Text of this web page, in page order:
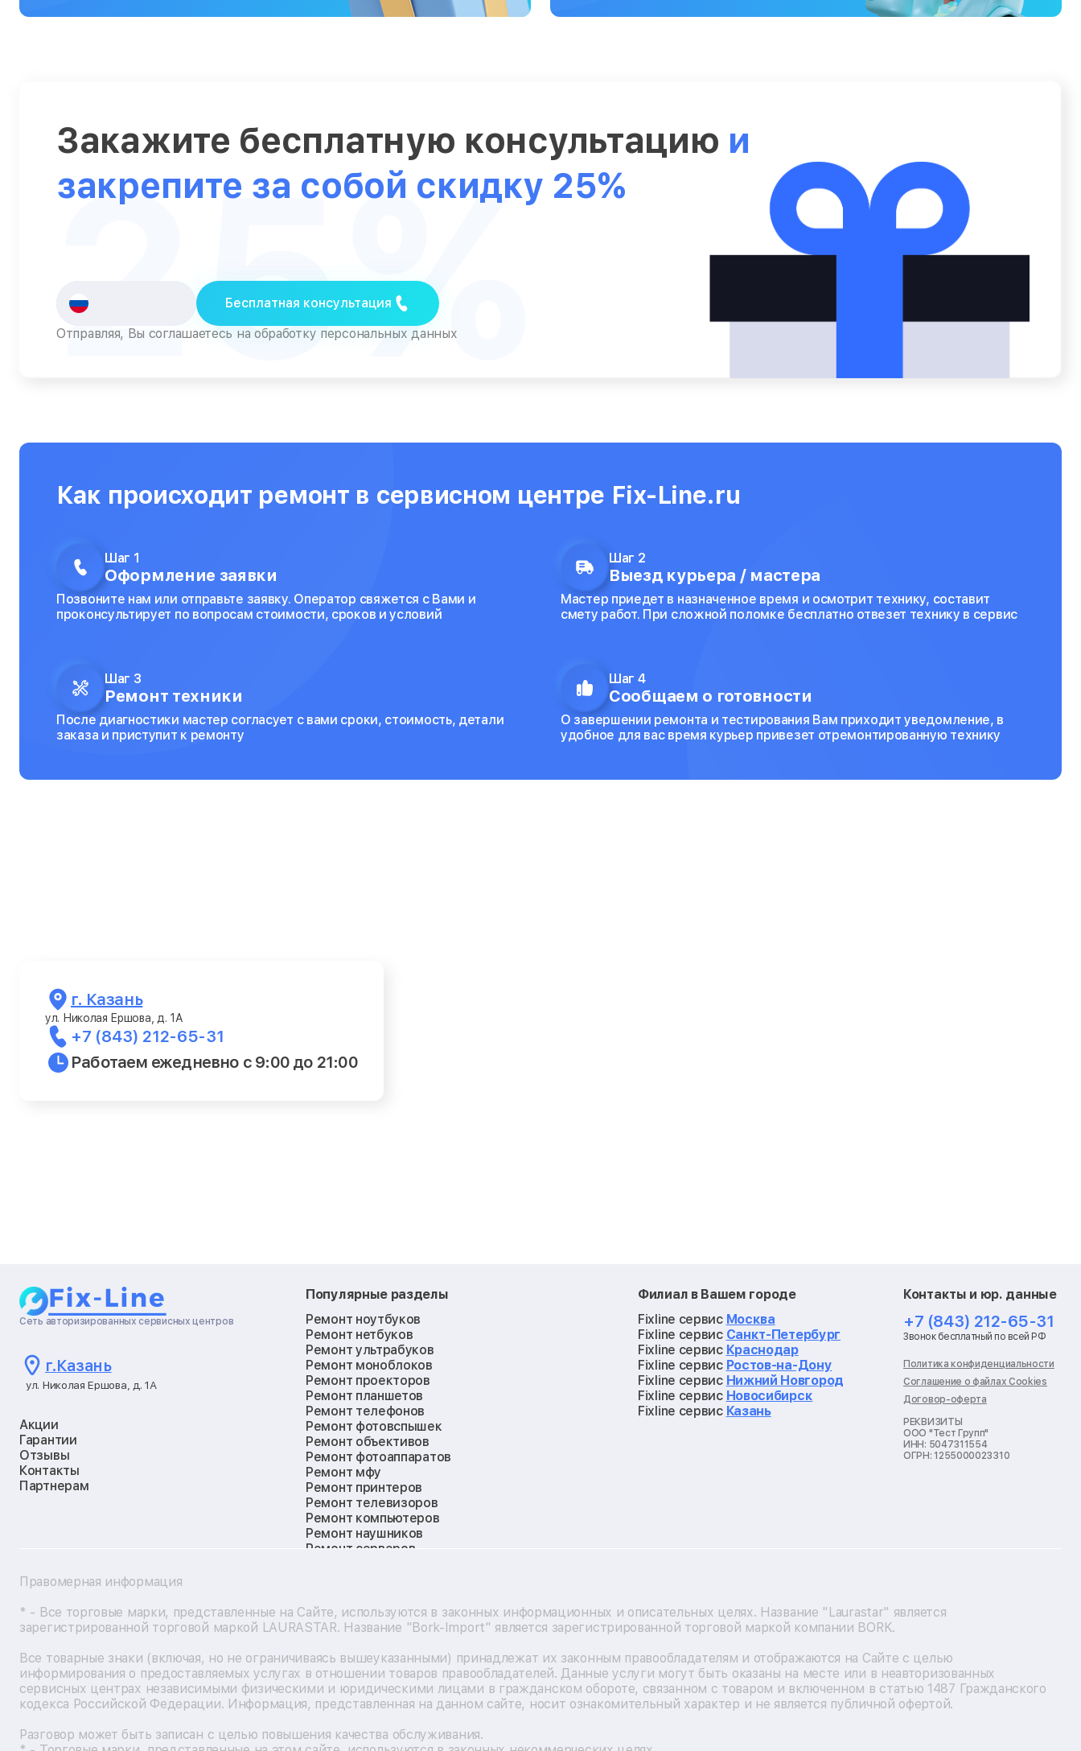
Закажите бесплатную консультацию и
закрепите за собой скидку 25%
Бесплатная консультация
Отправляя, Вы соглашаетесь на обработку персональных данных
25%
Как происходит ремонт в сервисном центре Fix-Line.ru
Шаг 1
Оформление заявки
Позвоните нам или отправьте заявку. Оператор свяжется с Вами и
проконсультирует по вопросам стоимости, сроков и условий
Шаг 2
Выезд курьера / мастера
Мастер приедет в назначенное время и осмотрит технику, составит
смету работ. При сложной поломке бесплатно отвезет технику в сервис
Шаг 3
Ремонт техники
После диагностики мастер согласует с вами сроки, стоимость, детали
заказа и приступит к ремонту
Шаг 4
Сообщаем о готовности
О завершении ремонта и тестирования Вам приходит уведомление, в
удобное для вас время курьер привезет отремонтированную технику
г. Казань
ул. Николая Ершова, д. 1А
+7 (843) 212-65-31
Работаем ежедневно с 9:00 до 21:00
Сеть авторизированных сервисных центров
г.Казань
ул. Николая Ершова, д. 1А
Акции
Гарантии
Отзывы
Контакты
Партнерам
Популярные разделы
Ремонт ноутбуков
Ремонт нетбуков
Ремонт ультрабуков
Ремонт моноблоков
Ремонт проекторов
Ремонт планшетов
Ремонт телефонов
Ремонт фотовспышек
Ремонт объективов
Ремонт фотоаппаратов
Ремонт мфу
Ремонт принтеров
Ремонт телевизоров
Ремонт компьютеров
Ремонт наушников
Ремонт серверов
Ремонт материнских плат
Ремонт видеокарт
Ремонт vr систем
Ремонт игровых приставок
Ремонт экшн-камер
Ремонт смарт-часов
Ремонт холодильников
Ремонт стиральных машин
Филиал в Вашем городе
Fixline сервис Москва
Fixline сервис Санкт-Петербург
Fixline сервис Краснодар
Fixline сервис Ростов-на-Дону
Fixline сервис Нижний Новгород
Fixline сервис Новосибирск
Fixline сервис Казань
Контакты и юр. данные
+7 (843) 212-65-31
Звонок бесплатный по всей РФ
Политика конфиденциальности
Соглашение о файлах Cookies
Договор-оферта
РЕКВИЗИТЫ
ООО "Тест Групп"
ИНН: 5047311554
ОГРН: 1255000023310
Правомерная информация
* - Все торговые марки, представленные на Сайте, используются в законных информационных и описательных целях. Название "Laurastar" является
зарегистрированной торговой маркой LAURASTAR. Название "Bork-Import" является зарегистрированной торговой маркой компании BORK.
Все товарные знаки (включая, но не ограничиваясь вышеуказанными) принадлежат их законным правообладателям и отображаются на Сайте с целью
информирования о предоставляемых услугах в отношении товаров правообладателей. Данные услуги могут быть оказаны на месте или в неавторизованных
сервисных центрах независимыми физическими и юридическими лицами в гражданском обороте, связанном с товаром и включенном в статью 1487 Гражданского
кодекса Российской Федерации. Информация, представленная на данном сайте, носит ознакомительный характер и не является публичной офертой.
Разговор может быть записан с целью повышения качества обслуживания.